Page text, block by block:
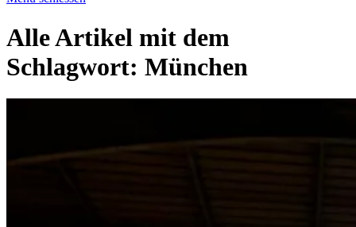
Alle Artikel mit dem
Schlagwort: München